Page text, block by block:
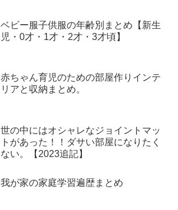
ベビー服子供服の年齢別まとめ【新生
児・0才・1才・2才・3才頃】
赤ちゃん育児のための部屋作りインテ
リアと収納まとめ。
世の中にはオシャレなジョイントマッ
トがあった！！ダサい部屋になりたく
ない。【2023追記】
我が家の家庭学習遍歴まとめ